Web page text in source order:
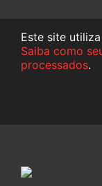
Este site
Saiba como
processados.